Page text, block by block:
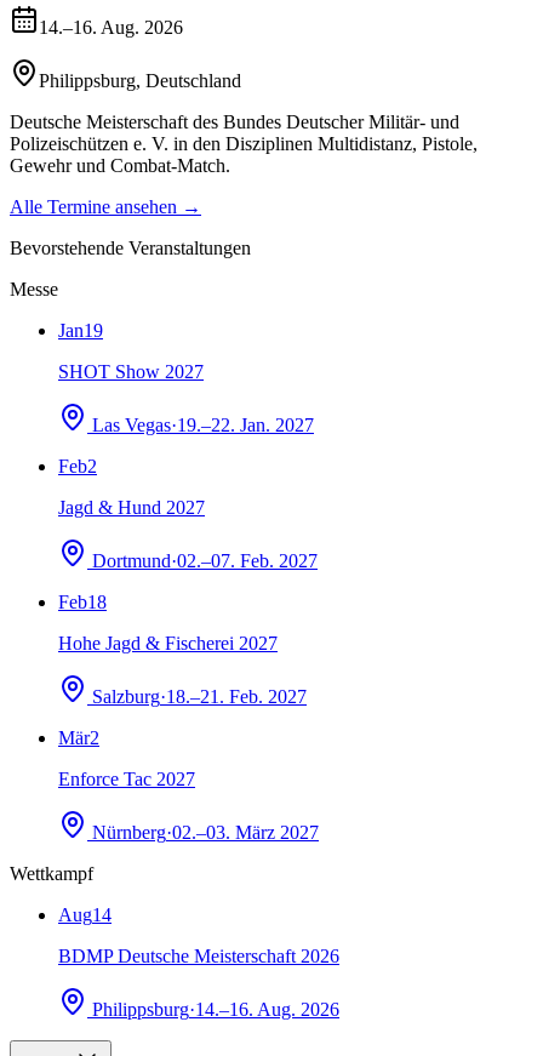
14.–16. Aug. 2026
Philippsburg, Deutschland
Deutsche Meisterschaft des Bundes Deutscher Militär- und
Polizeischützen e. V. in den Disziplinen Multidistanz, Pistole,
Gewehr und Combat-Match.
Alle Termine ansehen →
Bevorstehende Veranstaltungen
Messe
Jan19
SHOT Show 2027
Las Vegas·19.–22. Jan. 2027
Feb2
Jagd & Hund 2027
Dortmund·02.–07. Feb. 2027
Feb18
Hohe Jagd & Fischerei 2027
Salzburg·18.–21. Feb. 2027
Mär2
Enforce Tac 2027
Nürnberg·02.–03. März 2027
Wettkampf
Aug14
BDMP Deutsche Meisterschaft 2026
Philippsburg·14.–16. Aug. 2026